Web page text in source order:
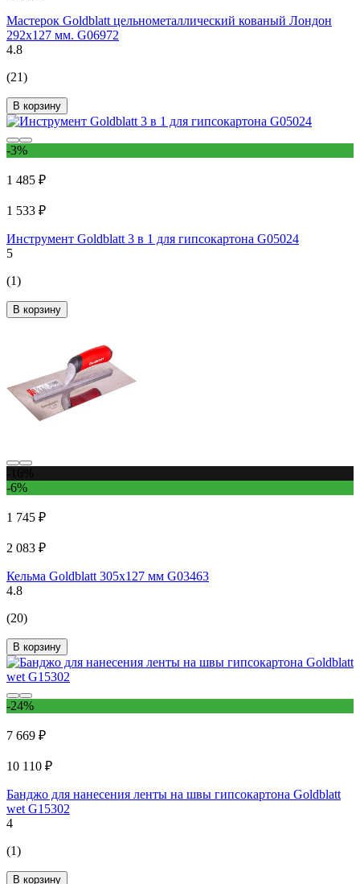
Мастерок Goldblatt цельнометаллический кованый Лондон
292х127 мм. G06972
4.8
(21)
В корзину
-3%
1 485 ₽
1 533 ₽
Инструмент Goldblatt 3 в 1 для гипсокартона G05024
5
(1)
В корзину
-6%
1 745 ₽
2 083 ₽
Кельма Goldblatt 305x127 мм G03463
4.8
(20)
В корзину
-24%
7 669 ₽
10 110 ₽
Банджо для нанесения ленты на швы гипсокартона Goldblatt
wet G15302
4
(1)
В корзину